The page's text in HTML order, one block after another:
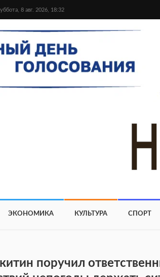
8 авг. 2026, 18:32
ЭКОНОМИКА КУЛЬТУРА СПОРТ
поручил